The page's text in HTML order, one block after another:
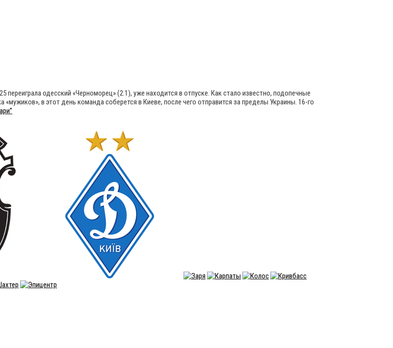
переиграла одесский «Черноморец» (2:1), уже находится в отпуске. Как стало известно, подопечные
в этот день команда соберется в Киеве, после чего отправится за пределы Украины. 16-го